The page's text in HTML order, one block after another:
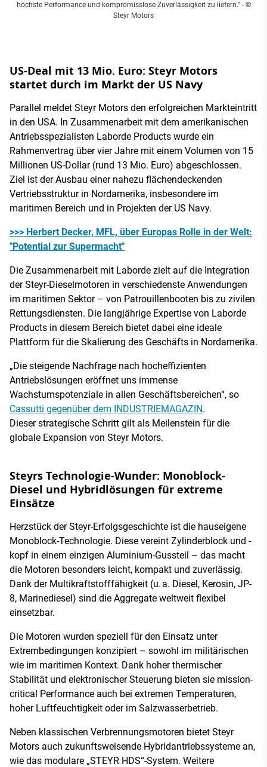
höchste Performance und kompromisslose Zuverlässigkeit zu liefern."- ©
Steyr Motors
US-Deal mit 13 Mio. Euro: Steyr Motors
startet durch im Markt der US Navy
Parallel meldet Steyr Motors den erfolgreichen Markteintritt
in den USA. In Zusammenarbeit mit dem amerikanischen
Antriebsspezialisten Laborde Products wurde ein
Rahmenvertrag über vier Jahre mit einem Volumen von 15
Millionen US-Dollar (rund 13 Mio. Euro) abgeschlossen.
Ziel ist der Ausbau einer nahezu flächendeckenden
Vertriebsstruktur in Nordamerika, insbesondere im
maritimen Bereich und in Projekten der US Navy.
>>> Herbert Decker, MFL, über Europas Rolle in der Welt:
"Potential zur Supermacht"
Die Zusammenarbeit mit Laborde zielt auf die Integration
der Steyr-Dieselmotoren in verschiedenste Anwendungen
im maritimen Sektor – von Patrouillenbooten bis zu zivilen
Rettungsdiensten. Die langjährige Expertise von Laborde
Products in diesem Bereich bietet dabei eine ideale
Plattform für die Skalierung des Geschäfts in Nordamerika.
„Die steigende Nachfrage nach hocheffizienten
Antriebslösungen eröffnet uns immense
Wachstumspotenziale in allen Geschäftsbereichen“, so
Cassutti gegenüber dem INDUSTRIEMAGAZIN.
Dieser strategische Schritt gilt als Meilenstein für die
globale Expansion von Steyr Motors.
Steyrs Technologie-Wunder: Monoblock-
Diesel und Hybridlösungen für extreme
Einsätze
Herzstück der Steyr-Erfolgsgeschichte ist die hauseigene
Monoblock-Technologie. Diese vereint Zylinderblock und -
kopf in einem einzigen Aluminium-Gussteil – das macht
die Motoren besonders leicht, kompakt und zuverlässig.
Dank der Multikraftstofffähigkeit (u. a. Diesel, Kerosin, JP-
8, Marinediesel) sind die Aggregate weltweit flexibel
einsetzbar.
Die Motoren wurden speziell für den Einsatz unter
Extrembedingungen konzipiert – sowohl im militärischen
wie im maritimen Kontext. Dank hoher thermischer
Stabilität und elektronischer Steuerung bieten sie mission-
critical Performance auch bei extremen Temperaturen,
hoher Luftfeuchtigkeit oder im Salzwasserbetrieb.
Neben klassischen Verbrennungsmotoren bietet Steyr
Motors auch zukunftsweisende Hybridantriebssysteme an,
wie das modulare „STEYR HDS“-System. Weitere